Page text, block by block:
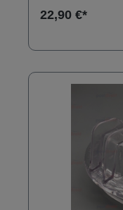
22,90 €*